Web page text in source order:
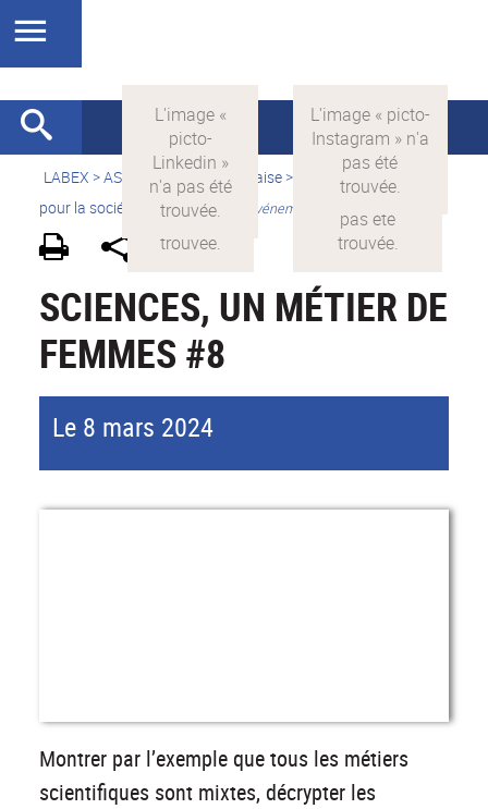
LABEX >ASLAN > Version française>
La science avec et
pour la société
Valorisation Evénements grand public
SCIENCES, UN MÉTIER DE
FEMMES #8
Le 8 mars 2024
Montrer par l’exemple que tous les métiers
scientifiques sont mixtes, décrypter les